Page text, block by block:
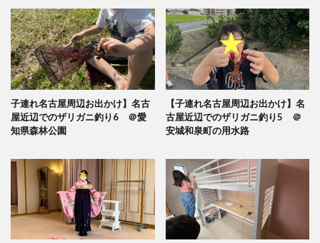
子連れ名古屋周辺お出かけ】名古
屋近辺でのザリガニ釣り6 ＠愛
知県森林公園
【子連れ名古屋周辺お出かけ】名
古屋近辺でのザリガニ釣り5 ＠
安城和泉町の用水路